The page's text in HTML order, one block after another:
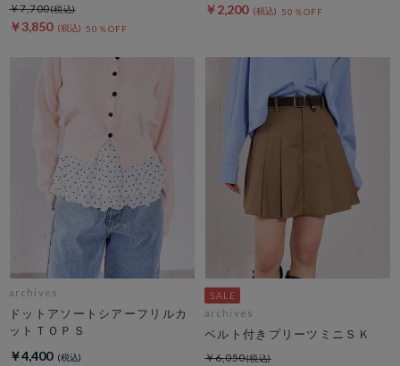
￥3,850 50％OFF
￥7,700 ￥2,200 50％OFF
archives
ドットアソートシアーフリルカ
ットＴＯＰＳ
￥4,400
archives
ベルト付きプリーツミニＳＫ
￥6,050